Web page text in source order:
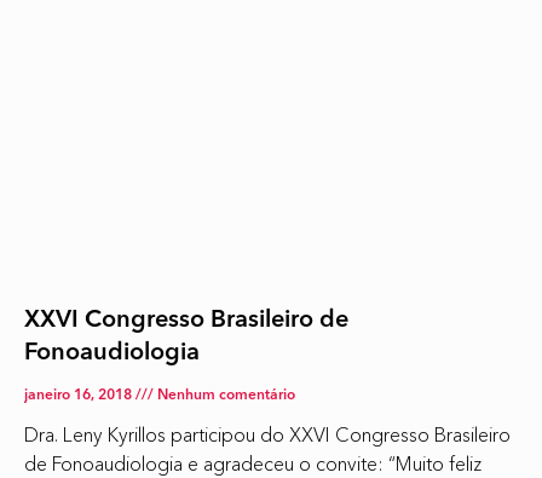
XXVI Congresso Brasileiro de
Fonoaudiologia
janeiro 16, 2018 Nenhum comentário
Dra. Leny Kyrillos participou do XXVI Congresso Brasileiro
de Fonoaudiologia e agradeceu o convite: “Muito feliz